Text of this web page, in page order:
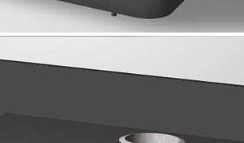
124831 - Г.
МИРА ПРОСПЕКТ,